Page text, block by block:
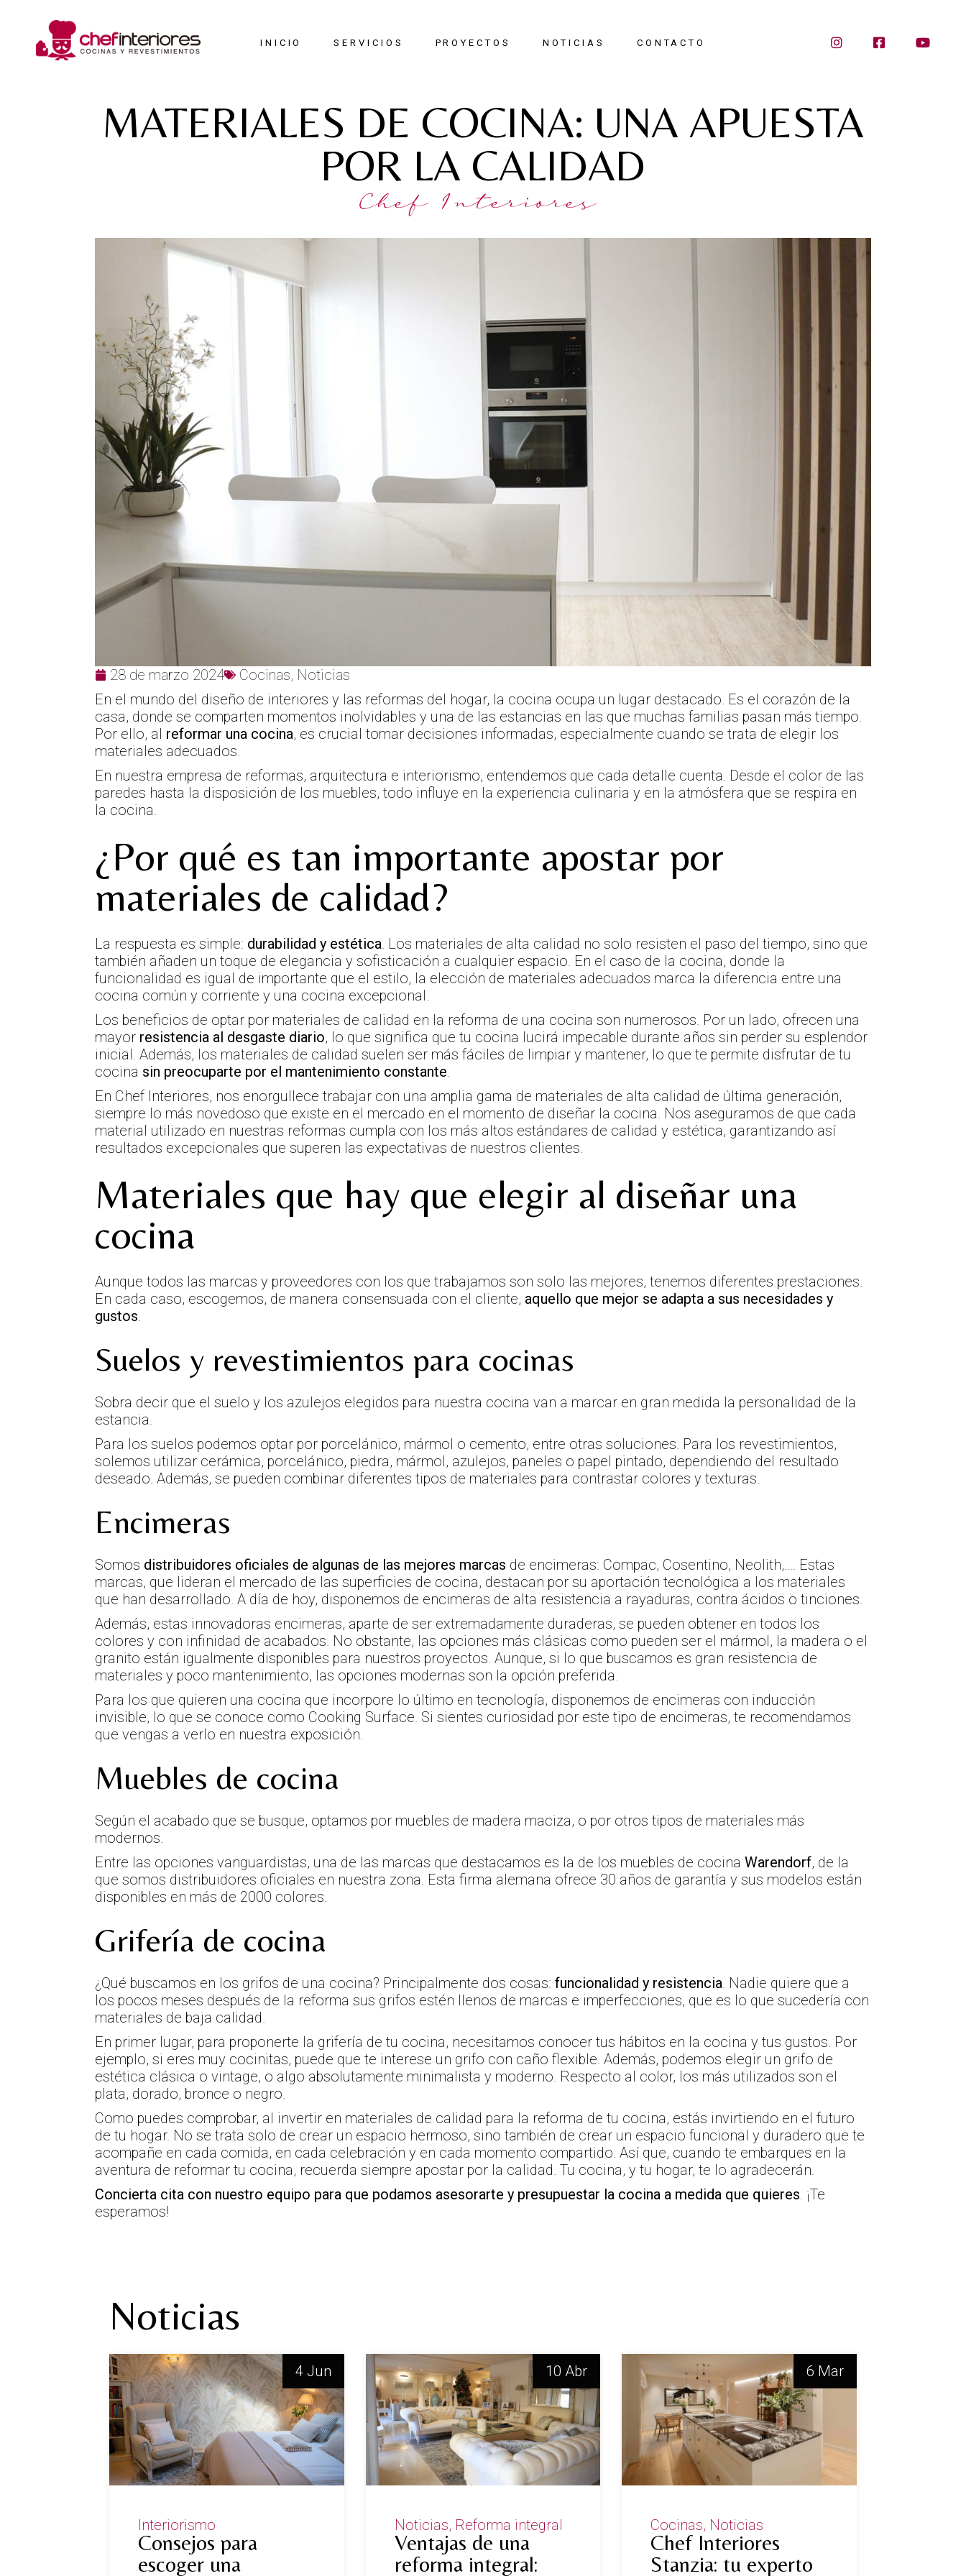
INICIO SERVICIOS
Reformas
Interiorismo
Mobiliario
Construcción
PROYECTOS NOTICIAS CONTACTO
MATERIALES DE COCINA: UNA APUESTA
POR LA CALIDAD
28 de marzo 2024 Cocinas, Noticias
En el mundo del diseño de interiores y las reformas del hogar, la cocina ocupa un lugar destacado. Es el corazón de la
casa, donde se comparten momentos inolvidables y una de las estancias en las que muchas familias pasan más tiempo.
Por ello, al reformar una cocina, es crucial tomar decisiones informadas, especialmente cuando se trata de elegir los
materiales adecuados.
En nuestra empresa de reformas, arquitectura e interiorismo, entendemos que cada detalle cuenta. Desde el color de las
paredes hasta la disposición de los muebles, todo influye en la experiencia culinaria y en la atmósfera que se respira en
la cocina.
¿Por qué es tan importante apostar por
materiales de calidad?
La respuesta es simple: durabilidad y estética . Los materiales de alta calidad no solo resisten el paso del tiempo, sino que
también añaden un toque de elegancia y sofisticación a cualquier espacio. En el caso de la cocina, donde la
funcionalidad es igual de importante que el estilo, la elección de materiales adecuados marca la diferencia entre una
cocina común y corriente y una cocina excepcional.
Los beneficios de optar por materiales de calidad en la reforma de una cocina son numerosos. Por un lado, ofrecen una
mayor resistencia al desgaste diario, lo que significa que tu cocina lucirá impecable durante años sin perder su esplendor
inicial. Además, los materiales de calidad suelen ser más fáciles de limpiar y mantener, lo que te permite disfrutar de tu
cocina sin preocuparte por el mantenimiento constante
En Chef Interiores, nos enorgullece trabajar con una amplia gama de materiales de alta calidad de última generación,
siempre lo más novedoso que existe en el mercado en el momento de diseñar la cocina. Nos aseguramos de que cada
material utilizado en nuestras reformas cumpla con los más altos estándares de calidad y estética, garantizando así
resultados excepcionales que superen las expectativas de nuestros clientes.
Materiales que hay que elegir al diseñar una
cocina
Aunque todos las marcas y proveedores con los que trabajamos son solo las mejores, tenemos diferentes prestaciones.
En cada caso, escogemos, de manera consensuada con el cliente, aquello que mejor se adapta a sus necesidades y
gustos
Suelos y revestimientos para cocinas
Sobra decir que el suelo y los azulejos elegidos para nuestra cocina van a marcar en gran medida la personalidad de la
estancia.
Para los suelos podemos optar por porcelánico, mármol o cemento, entre otras soluciones. Para los revestimientos,
solemos utilizar cerámica, porcelánico, piedra, mármol, azulejos, paneles o papel pintado, dependiendo del resultado
deseado. Además, se pueden combinar diferentes tipos de materiales para contrastar colores y texturas.
Encimeras
Somos distribuidores oficiales de algunas de las mejores marcas de encimeras: Compac, Cosentino, Neolith,…. Estas
marcas, que lideran el mercado de las superficies de cocina, destacan por su aportación tecnológica a los materiales
que han desarrollado. A día de hoy, disponemos de encimeras de alta resistencia a rayaduras, contra ácidos o tinciones.
Además, estas innovadoras encimeras, aparte de ser extremadamente duraderas, se pueden obtener en todos los
colores y con infinidad de acabados. No obstante, las opciones más clásicas como pueden ser el mármol, la madera o el
granito están igualmente disponibles para nuestros proyectos. Aunque, si lo que buscamos es gran resistencia de
materiales y poco mantenimiento, las opciones modernas son la opción preferida.
Para los que quieren una cocina que incorpore lo último en tecnología, disponemos de encimeras con inducción
invisible, lo que se conoce como Cooking Surface. Si sientes curiosidad por este tipo de encimeras, te recomendamos
que vengas a verlo en nuestra exposición.
Muebles de cocina
Según el acabado que se busque, optamos por muebles de madera maciza, o por otros tipos de materiales más
modernos.
Entre las opciones vanguardistas, una de las marcas que destacamos es la de los muebles de cocina Warendorf, de la
que somos distribuidores oficiales en nuestra zona. Esta firma alemana ofrece 30 años de garantía y sus modelos están
disponibles en más de 2000 colores.
Grifería de cocina
¿Qué buscamos en los grifos de una cocina? Principalmente dos cosas: funcionalidad y resistencia . Nadie quiere que a
los pocos meses después de la reforma sus grifos estén llenos de marcas e imperfecciones, que es lo que sucedería con
materiales de baja calidad.
En primer lugar, para proponerte la grifería de tu cocina, necesitamos conocer tus hábitos en la cocina y tus gustos. Por
ejemplo, si eres muy cocinitas, puede que te interese un grifo con caño flexible. Además, podemos elegir un grifo de
estética clásica o vintage, o algo absolutamente minimalista y moderno. Respecto al color, los más utilizados son el
plata, dorado, bronce o negro.
Como puedes comprobar, al invertir en materiales de calidad para la reforma de tu cocina, estás invirtiendo en el futuro
de tu hogar. No se trata solo de crear un espacio hermoso, sino también de crear un espacio funcional y duradero que te
acompañe en cada comida, en cada celebración y en cada momento compartido. Así que, cuando te embarques en la
aventura de reformar tu cocina, recuerda siempre apostar por la calidad. Tu cocina, y tu hogar, te lo agradecerán.
Concierta cita con nuestro equipo para que podamos asesorarte y presupuestar la cocina a medida que quieres . ¡Te
esperamos!
Noticias
4 Jun
Interiorismo
Consejos para
escoger una
10 Abr
Noticias Reforma integral
Ventajas de una
reforma integral:
6 Mar
Cocinas Noticias
Chef Interiores
Stanzia: tu experto